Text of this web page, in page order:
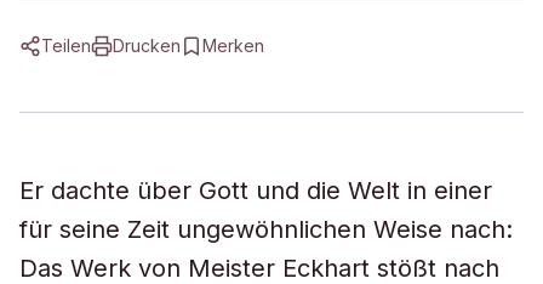
Teilen Drucken Merken
Er dachte über Gott und die Welt in einer
für seine Zeit ungewöhnlichen Weise nach:
Das Werk von Meister Eckhart stößt nach